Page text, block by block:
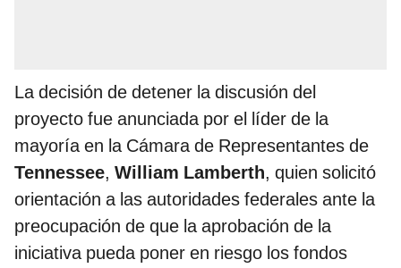
La decisión de detener la discusión del
proyecto fue anunciada por el líder de la
mayoría en la Cámara de Representantes de
Tennessee, William Lamberth, quien solicitó
orientación a las autoridades federales ante la
preocupación de que la aprobación de la
iniciativa pueda poner en riesgo los fondos